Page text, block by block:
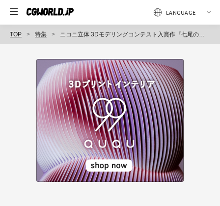
TOP 特集 ニコニ立体 3Dモデリングコンテスト入賞作『七尾の狐 七尾色』 メイキング特集 〜前編〜